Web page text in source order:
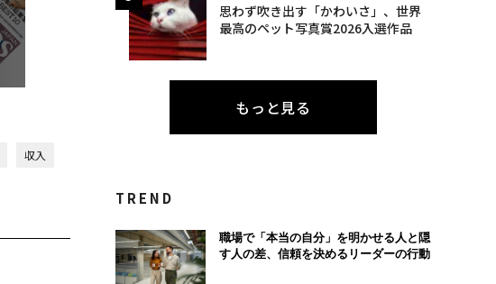
収入
思わず吹き出す「かわいさ」、世界
最高のペット写真賞2026入選作品
もっと見る
TREND
職場で「本当の自分」を明かせる人と隠
す人の差、信頼を決めるリーダーの行動